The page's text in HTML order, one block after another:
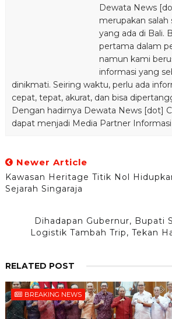
Dewata News
merupakan
yang ada di Bali.
pertama dalam
namun kami
informasi yang
dinikmati. Seiring waktu, perlu ada
cepat, tepat, akurat, dan bisa
Dengan hadirnya Dewata News [dot]
dapat menjadi Media Partner Informasi
Newer Article
Kawasan Heritage Titik Nol
Sejarah Singaraja
Dihadapan Gubernur, Bupati
Logistik Tambah Trip, Tekan
RELATED POST
BREAKING NEWS